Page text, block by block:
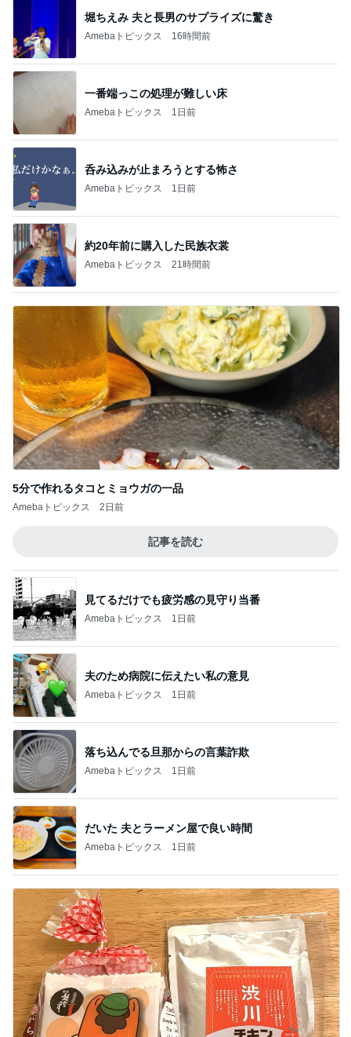
堀ちえみ 夫と長男のサプライズに驚き
Amebaトピックス 16時間前
一番端っこの処理が難しい床
Amebaトピックス 1日前
呑み込みが止まろうとする怖さ
Amebaトピックス 1日前
約20年前に購入した民族衣裳
Amebaトピックス 21時間前
5分で作れるタコとミョウガの一品
Amebaトピックス 2日前
記事を読む
見てるだけでも疲労感の見守り当番
Amebaトピックス 1日前
夫のため病院に伝えたい私の意見
Amebaトピックス 1日前
落ち込んでる旦那からの言葉詐欺
Amebaトピックス 1日前
だいた 夫とラーメン屋で良い時間
Amebaトピックス 1日前